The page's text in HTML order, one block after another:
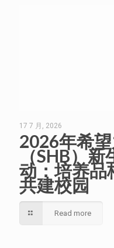
17 7 月, 2026
2026年希
（SHB）
动：培养品
共建校园
Read more